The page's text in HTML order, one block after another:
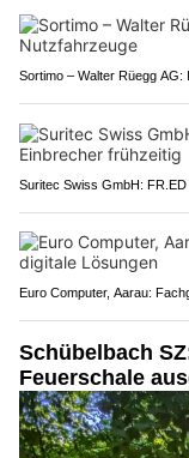
Sortimo – Walter Rüegg
Suritec Swiss GmbH:
Euro Computer, Aarau:
Schübelbach
Feuerschale